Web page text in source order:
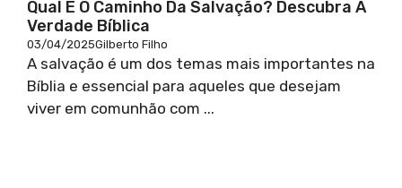
Qual É O Caminho Da Salvação? Descubra A
Verdade Bíblica
03/04/2025Gilberto Filho
A salvação é um dos temas mais importantes na
Bíblia e essencial para aqueles que desejam
viver em comunhão com ...